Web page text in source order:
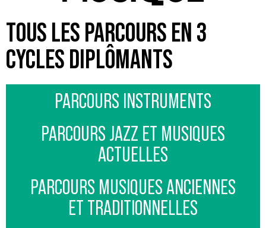
TOUS LES PARCOURS EN 3
CYCLES DIPLÔMANTS
PARCOURS INSTRUMENTS
PARCOURS JAZZ ET MUSIQUES
ACTUELLES
PARCOURS MUSIQUES ANCIENNES
ET TRADITIONNELLES